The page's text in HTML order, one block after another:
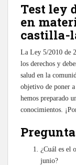
Test ley
en
castilla-
La Ley 5/2010 de
los derechos y
salud en la
objetivo de poner a
hemos preparado
conocimientos.
¿Cuál es el
junio?